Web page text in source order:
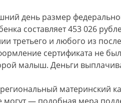
день размер
составляет 453 026
третьего и любого из
сертификата не
малыш. Деньги
материнский